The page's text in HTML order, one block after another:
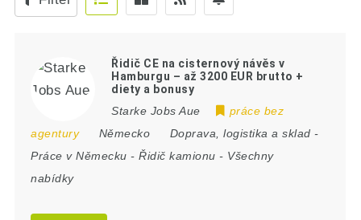
Řidič CE na cisternový návěs v
Hamburgu – až 3200 EUR brutto +
diety a bonusy
Starke Jobs Aue
práce bez
agentury
Německo Doprava, logistika a sklad -
Práce v Německu -Řidič kamionu - Všechny
nabídky